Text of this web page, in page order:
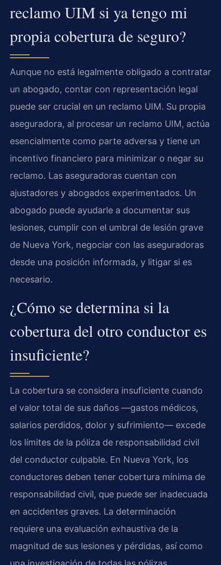
reclamo UIM si ya tengo mi
propia cobertura de seguro?
Aunque no está legalmente obligado a contratar
un abogado, contar con representación legal
puede ser crucial en un reclamo UIM. Su propia
aseguradora, al procesar un reclamo UIM, actúa
esencialmente como parte adversa y tiene un
incentivo financiero para minimizar o negar su
reclamo. Las aseguradoras cuentan con
ajustadores y abogados experimentados. Un
abogado puede ayudarle a documentar sus
lesiones, cumplir con el umbral de lesión grave
de Nueva York, negociar con las aseguradoras
desde una posición informada, y litigar si es
necesario.
¿Cómo se determina si la
cobertura del otro conductor es
insuficiente?
La cobertura se considera insuficiente cuando
el valor total de sus daños —gastos médicos,
salarios perdidos, dolor y sufrimiento— excede
los límites de la póliza de responsabilidad civil
del conductor culpable. En Nueva York, los
conductores deben tener cobertura mínima de
responsabilidad civil, que puede ser inadecuada
en accidentes graves. La determinación
requiere una evaluación exhaustiva de la
magnitud de sus lesiones y pérdidas, así como